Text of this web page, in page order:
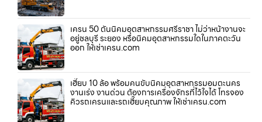
เครน 50 ตันนิคมอุตสาหกรรมศรีราชา ไม่ว่าหน้างานจะ
อยู่ชลบุรี ระยอง หรือนิคมอุตสาหกรรมใดในภาคตะวัน
ออก ให้เช่าเครน.com
เฮี๊ยบ 10 ล้อ พร้อมคนขับนิคมอุตสาหกรรมอมตะนคร
งานเร่ง งานด่วน ต้องการเครื่องจักรที่ไว้ใจได้ โทรจอง
คิวรถเครนและรถเฮี๊ยบคุณภาพ ให้เช่าเครน.com